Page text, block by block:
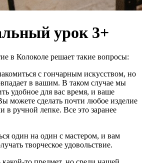
урок 3+
в Колоколе решает такие вопросы:
с гончарным искусством, но
в вашим. В таком случае мы
удобное для вас время, и ваше
можете сделать почти любое изделие
в ручной лепке. Все это заранее
один на один с мастером, и вам
творческое удовольствие.